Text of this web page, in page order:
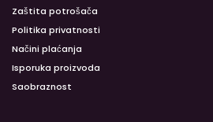
Zaštita potrošača
Politika privatnosti
Načini plaćanja
Isporuka proizvoda
Saobraznost